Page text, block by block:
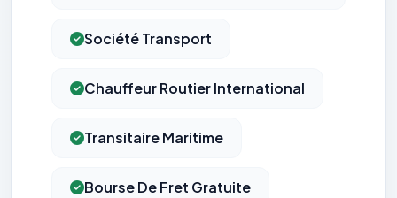
Société Transport
Chauffeur Routier International
Transitaire Maritime
Bourse De Fret Gratuite